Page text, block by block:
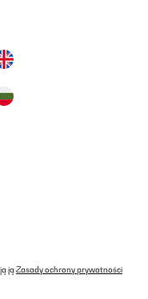
ją Zasady ochrony prywatności